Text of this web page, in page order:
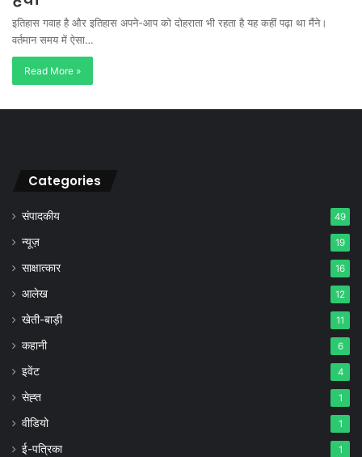
इतिहास गवाह है और इतिहास अपने-आप को दोहराता भी रहता है यह कहीं पढ़ा था मैंने।
वर्तमान समय में ऐसा…
Read More »
Categories
संपादकीय 49
न्यूज़ 19
साक्षात्कार 16
आलेख 12
खेती-बाड़ी 11
कहानी 6
इवेंट 4
सेह्त 1
वीडियो 1
ई-पत्रिका 1